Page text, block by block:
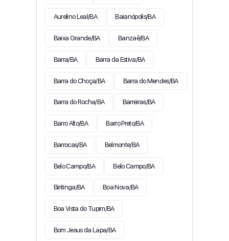
Aurelino Leal/BA Baianópolis/BA
Baixa Grande/BA Banzaê/BA
Barra/BA Barra da Estiva/BA
Barra do Choça/BA Barra do Mendes/BA
Barra do Rocha/BA Barreiras/BA
Barro Alto/BA Barro Preto/BA
Barrocas/BA Belmonte/BA
Belo Campo/BA Belo Campo/BA
Biritinga/BA Boa Nova/BA
Boa Vista do Tupim/BA
Bom Jesus da Lapa/BA